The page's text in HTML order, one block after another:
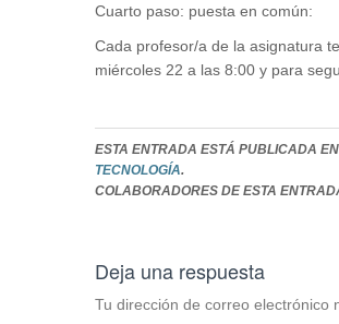
Cuarto paso: puesta en común:
Cada profesor/a de la asignatura
miércoles 22 a las 8:00 y para
ESTA ENTRADA ESTÁ PUBLICADA
TECNOLOGÍA.
COLABORADORES DE ESTA
Deja una respuesta
Tu dirección de correo electrónico